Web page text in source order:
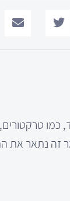
כמו
זה נתאר